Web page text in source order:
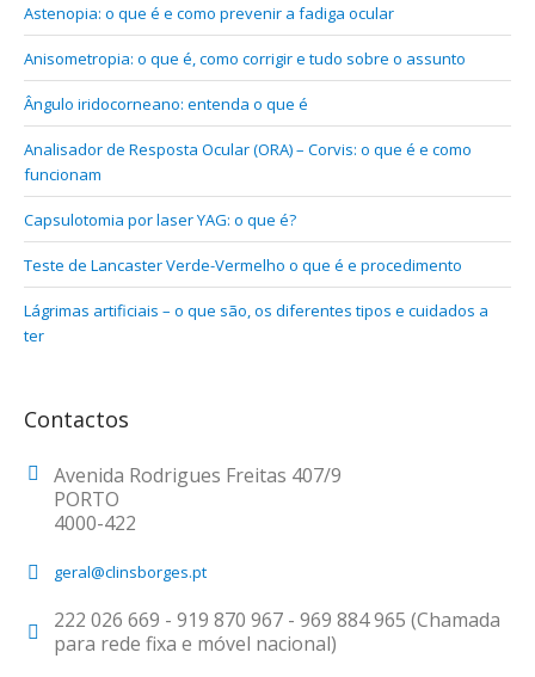
Astenopia: o que é e como prevenir a fadiga ocular
Anisometropia: o que é, como corrigir e tudo sobre o assunto
Ângulo iridocorneano: entenda o que é
Analisador de Resposta Ocular (ORA) – Corvis: o que é e como
funcionam
Capsulotomia por laser YAG: o que é?
Teste de Lancaster Verde-Vermelho o que é e procedimento
Lágrimas artificiais – o que são, os diferentes tipos e cuidados a
ter
Contactos
Avenida Rodrigues Freitas 407/9
PORTO
4000-422
geral@clinsborges.pt
222 026 669 - 919 870 967 - 969 884 965 (Chamada
para rede fixa e móvel nacional)